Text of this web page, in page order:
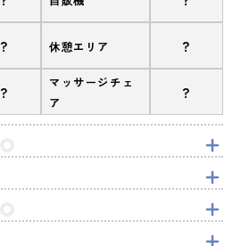
? 休憩エリア ?
?
マッサージチェ
ア
?